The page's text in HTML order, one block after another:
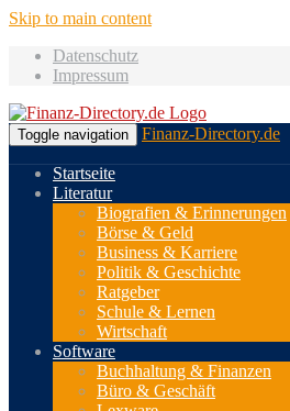
Skip to main content
Datenschutz
Impressum
Toggle navigation Finanz-Directory.de
Startseite
Literatur
Biografien & Erinnerungen
Börse & Geld
Business & Karriere
Politik & Geschichte
Ratgeber
Schule & Lernen
Wirtschaft
Software
Buchhaltung & Finanzen
Büro & Geschäft